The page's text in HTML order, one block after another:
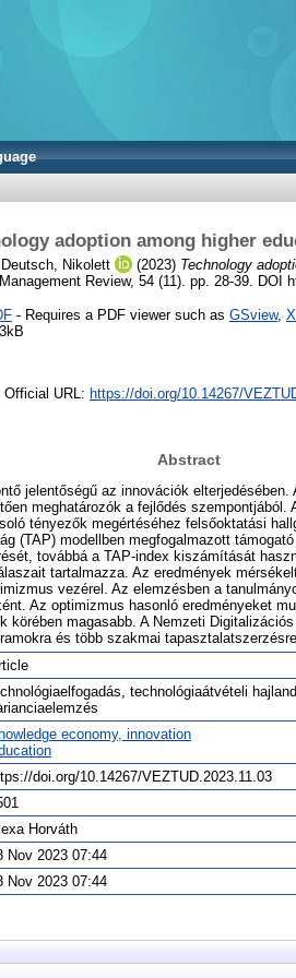
adoption among higher
Deutsch, Nikolett (2023) Technology
Review, 54 (11). pp. 28-39. DOI
- Requires a PDF viewer such as GSview,
Official URL: https://doi.org/10.14267/
Abstract
jelentőségű az innovációk
meghatározók a fejlődés szempontjából.
tényezők megértéséhez felsőoktatási
(TAP) modellben megfogalmazott
továbbá a TAP-index kiszámítását
tartalmazza. Az eredmények
vezérel. Az elemzésben a
Az optimizmus hasonló eredményeket
körében magasabb. A Nemzeti
és több szakmai
technológiaátvételi
economy, innovation
doi.org/10.14267/VEZTUD.2023.11.03
Horváth
Nov 2023 07:44
Nov 2023 07:44